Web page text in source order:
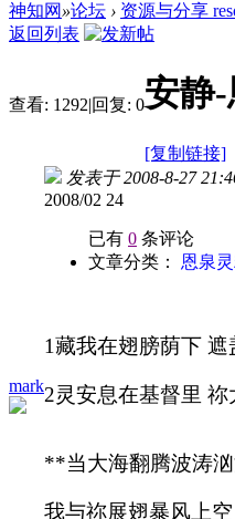
神知网 »论坛 › 资源与分享
返回列表
查看: 1292|回复: 0安静
[复制链接]
mark
发表于 2008-8-27
2008/02 24
已有 0 条评论
文章分类： 恩泉
1藏我在翅膀荫下
2灵安息在基督里
**当大海翻腾波涛
我与祢展翅暴风上空